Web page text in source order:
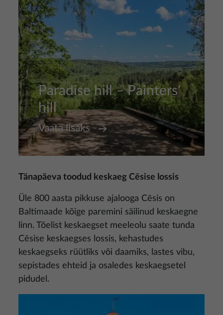
Paradise hill – Painters'
hill
Vaata lisaks
Tänapäeva toodud keskaeg Cēsise lossis
Üle 800 aasta pikkuse ajalooga Cēsis on
Baltimaade kõige paremini säilinud keskaegne
linn. Tõelist keskaegset meeleolu saate tunda
Cēsise keskaegses lossis, kehastudes
keskaegseks rüütliks või daamiks, lastes vibu,
sepistades ehteid ja osaledes keskaegsetel
pidudel.